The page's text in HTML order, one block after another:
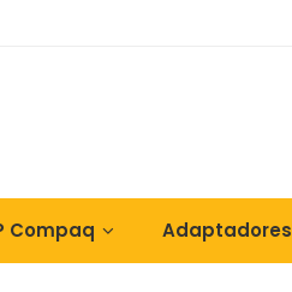
Compaq Adaptadores